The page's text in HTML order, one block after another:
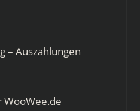
– Auszahlungen